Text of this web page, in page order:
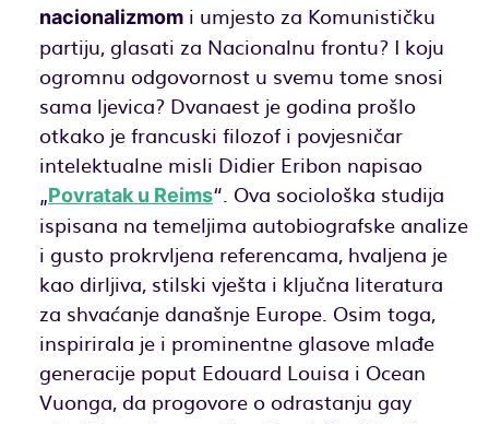
nacionalizmomi umjesto za Komunističku
partiju, glasati za Nacionalnu frontu? I koju
ogromnu odgovornost u svemu tome snosi
sama ljevica? Dvanaest je godina prošlo
otkako je francuski filozof i povjesničar
intelektualne misli Didier Eribon napisao
„Povratak u Reims“. Ova sociološka studija
ispisana na temeljima autobiografske analize
i gusto prokrvljena referencama, hvaljena je
kao dirljiva, stilski vješta i ključna literatura
za shvaćanje današnje Europe. Osim toga,
inspirirala je i prominentne glasove mlađe
generacije poput Edouard Louisa i Ocean
Vuonga, da progovore o odrastanju gay